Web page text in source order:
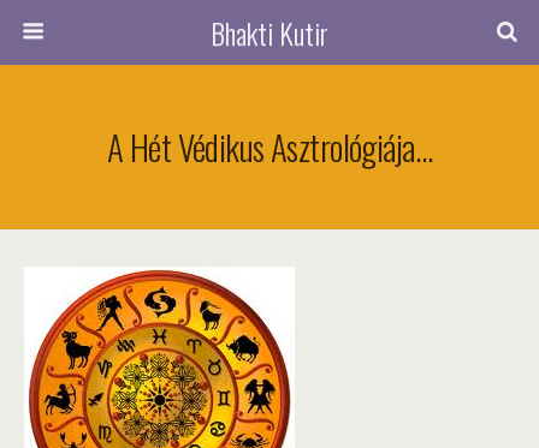
Bhakti Kutir
A Hét Védikus Asztrológiája…